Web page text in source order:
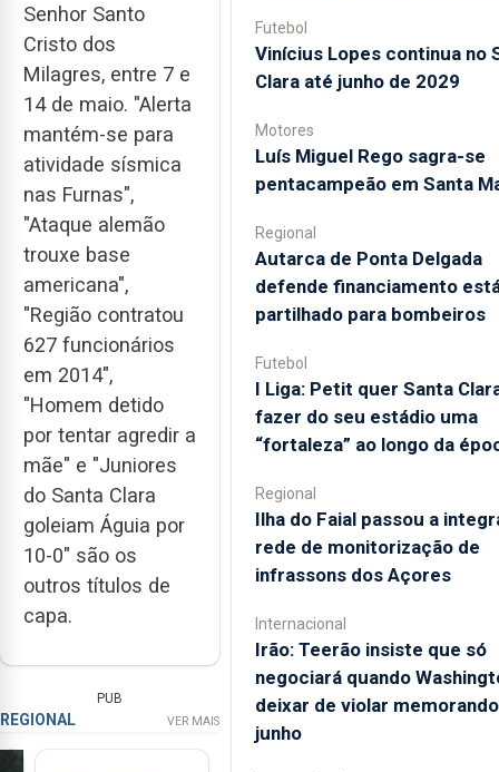
Senhor Santo
Cristo dos
Milagres, entre 7 e
14 de maio. "Alerta
mantém-se para
atividade sísmica
nas Furnas",
"Ataque alemão
trouxe base
americana",
"Região contratou
627 funcionários
em 2014",
"Homem detido
por tentar agredir a
mãe" e "Juniores
do Santa Clara
goleiam Águia por
10-0" são os
outros títulos de
capa.
PUB
REGIONAL VER MAIS
Futebol
Vinícius Lopes continua no
Clara até junho de 2029
Motores
Luís Miguel Rego sagra-se
pentacampeão em Santa
Regional
Autarca de Ponta Delgada
defende financiamento
partilhado para bombeiros
Futebol
I Liga: Petit quer Santa
fazer do seu estádio uma
“fortaleza” ao longo da
Regional
Ilha do Faial passou a
rede de monitorização de
infrassons dos Açores
Internacional
Irão: Teerão insiste que só
negociará quando
deixar de violar
junho